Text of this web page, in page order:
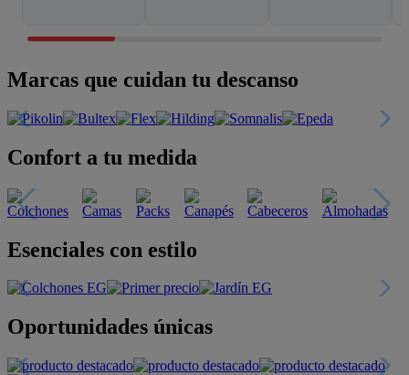
Marcas que cuidan tu descanso
Confort a tu medida
Esenciales con estilo
Oportunidades únicas